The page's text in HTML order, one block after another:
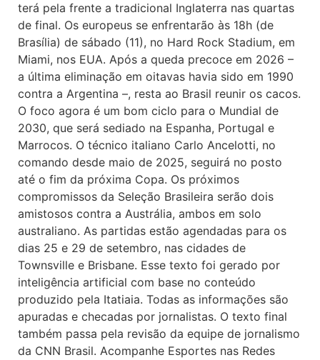
terá pela frente a tradicional Inglaterra nas quartas
de final. Os europeus se enfrentarão às 18h (de
Brasília) de sábado (11), no Hard Rock Stadium, em
Miami, nos EUA. Após a queda precoce em 2026 –
a última eliminação em oitavas havia sido em 1990
contra a Argentina –, resta ao Brasil reunir os cacos.
O foco agora é um bom ciclo para o Mundial de
2030, que será sediado na Espanha, Portugal e
Marrocos. O técnico italiano Carlo Ancelotti, no
comando desde maio de 2025, seguirá no posto
até o fim da próxima Copa. Os próximos
compromissos da Seleção Brasileira serão dois
amistosos contra a Austrália, ambos em solo
australiano. As partidas estão agendadas para os
dias 25 e 29 de setembro, nas cidades de
Townsville e Brisbane. Esse texto foi gerado por
inteligência artificial com base no conteúdo
produzido pela Itatiaia. Todas as informações são
apuradas e checadas por jornalistas. O texto final
também passa pela revisão da equipe de jornalismo
da CNN Brasil. Acompanhe Esportes nas Redes